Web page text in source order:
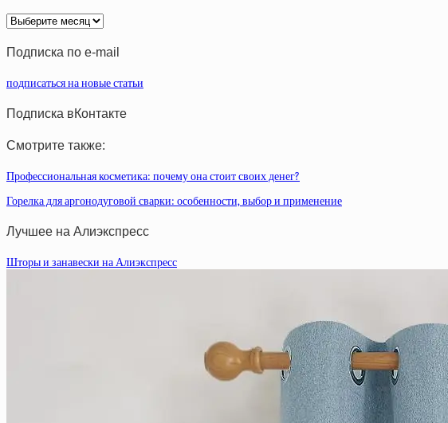
Архив
статей
Подписка по e-mail
подписаться на новые статьи
Подписка вКонтакте
Смотрите также:
Профессиональная косметика: почему она стоит своих денег?
Горелка для аргонодуговой сварки: особенности, выбор и применение
Лучшее на Алиэкспресс
Шторы и занавески на Алиэкспресс